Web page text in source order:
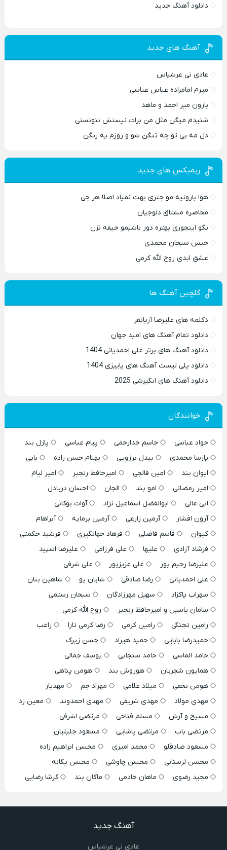
دانلود آهنگ جدید
آهنگ های جدید
عادی نی عرشیاس
میرم امامزاده عباس عباسی
بارون میر احمد و ماهد
شنیدم میگن مثل من برات نیستش نتونستی
دل مه بی تو چه تنگن شو و روزم یه رنگن
ریمیکس های جدید
هوا بارونیه مو چتری بهت نمیاد اصلا هر چی
محاصره مشتاق دلوجیان
نگو اینجوری بهتره دور باشیمو حیفه نزن
حبس سبحان محمدی
عشق ابدی روح الله کرمی
گلچین آهنگ ها
دکلمه های علیرضا آریانفر
دانلود تمام آهنگ های امید جهان
دانلود آهنگ های برتر علی احمدیانی 1404
دانلود پلی لیست آهنگ های پاییزی 1404
دانلود آهنگ های انگیزشی 2025
خوانندگان
جواد عباسی جاسم خدارحمی پیام عباسی
پازل بند
پارسا محمدی
بیدل برزویی بهنام حسن زاده
بابی
ایوان بند
امین فالجی امیرحافظ رنجبر
امیر لیام
امیر رمضانی
امو بند الجان
احسان دریادل
ابی عالی
ابوالفضل اسماعیل نژاد
آوات بوکانی
آرون افشار
آرمین زارعی آرمین برمایه
آبراهام
کیوان
قاسم فاضلی فرهاد جهانگیری
فرشید حکمتی
فرشاد آزادی
علیها علی فرزامی
علیرضا اسپید
علیرضا رحیم پور
علی عزیزپور
علی شرفی
علی احمدیانی
رضا صادقی شایان یو
شاهین بنان
سهراب پاکزاد
سهیل مهرزادگان
سبحان رستمی
سامان یاسین و امیرحافظ رنجبر
روح الله کرمی
رامین تجنگی
رامین کرمی رضا کرمی تارا
راغب
حمیدرضا بابایی
حمید هیراد
حسن زیرک
حامد الماسی
حامد سنجابی
یوسف جمالی
همایون شجریان
هوروش بند
هومن پناهی
هومن نجفی
میلاد غلامی مهراد جم
مهدیار
مهدی مولاد
مهدی شریفی مهدی احمدوند
معین زد
مسیح و آرش
مسلم فتاحی
مرتضی اشرفی
مرتضی باب
مرتضی پاشایی
مسعود جلیلیان
مسعود صادقلو
محمد امیری
محسن ابراهیم زاده
محسن لرستانی
محسن چاوشی
محسن یگانه
مجید رضوی
ماهان خادمی ماکان بند گرشا رضایی
آهنگ جدید
عادی نی عرشیاس